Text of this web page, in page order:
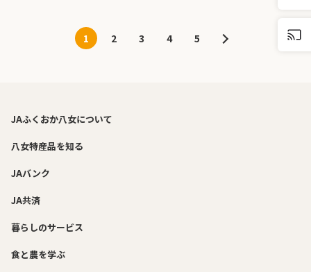
1 2 3 4 5
JAふくおか八女について
八女特産品を知る
JAバンク
JA共済
暮らしのサービス
食と農を学ぶ